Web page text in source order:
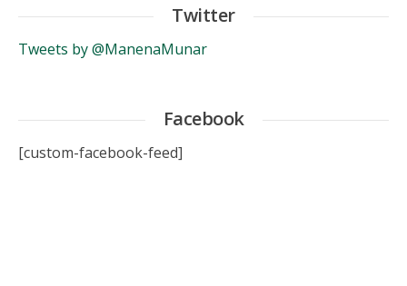
Twitter
Tweets by @ManenaMunar
Facebook
[custom-facebook-feed]